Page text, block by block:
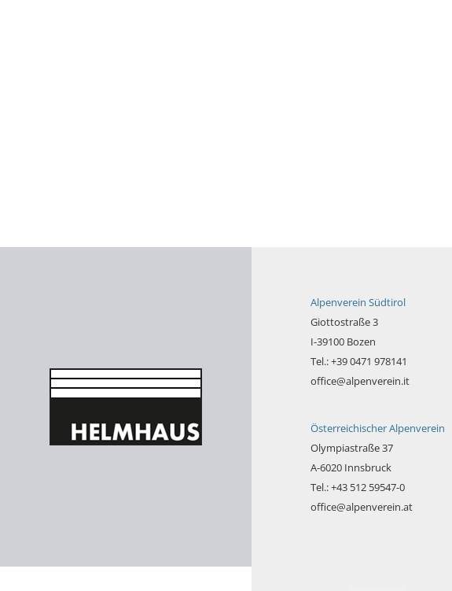
Alpenverein Südtirol
Giottostraße 3
I-39100 Bozen
Tel.: +39 0471 978141
office@alpenverein.it
Österreichischer Alpenverein
Olympiastraße 37
A-6020 Innsbruck
Tel.: +43 512 59547-0
office@alpenverein.at